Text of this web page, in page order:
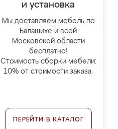
и установка
Мы доставляем мебель по
Балашихе и всей
Московской области
бесплатно!
Стоимость сборки мебели:
10% от стоимости заказа.
ПЕРЕЙТИ В КАТАЛОГ